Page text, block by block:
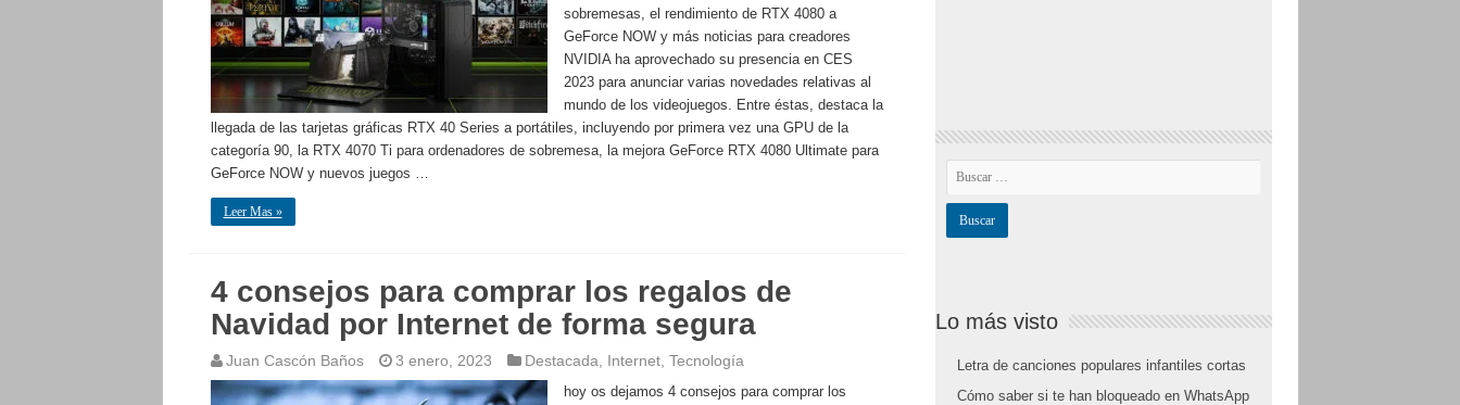
sobremesas, el rendimiento de RTX 4080 a
GeForce NOW y más noticias para creadores
NVIDIA ha aprovechado su presencia en CES
2023 para anunciar varias novedades relativas al
mundo de los videojuegos. Entre éstas, destaca la
llegada de las tarjetas gráficas RTX 40 Series a portátiles, incluyendo por primera vez una GPU de la
categoría 90, la RTX 4070 Ti para ordenadores de sobremesa, la mejora GeForce RTX 4080 Ultimate para
GeForce NOW y nuevos juegos …
Leer Mas »
4 consejos para comprar los regalos de
Navidad por Internet de forma segura
Juan Cascón Baños 3 enero, 2023 Destacada Internet, Tecnología
hoy os dejamos 4 consejos para comprar los
Lo más visto
Letra de canciones populares infantiles cortas
Cómo saber si te han bloqueado en WhatsApp